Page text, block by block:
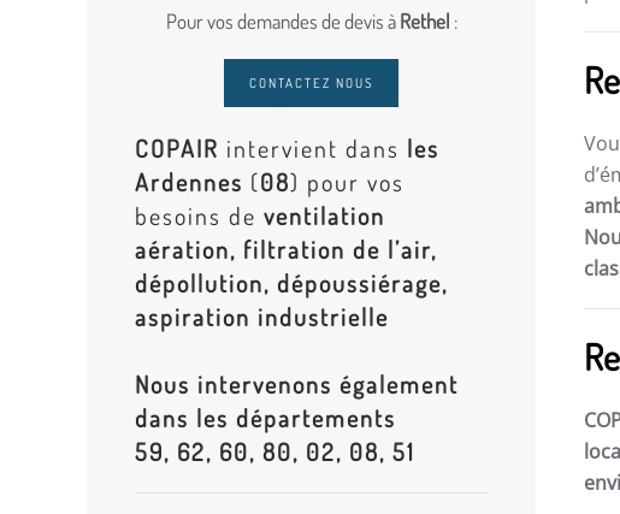
Pour vos demandes de devis àRethel :
CONTACTEZ NOUS
COPAIR intervient dans les
Ardennes (08) pour vos
besoins de ventilation
aération, filtration de l’air,
dépollution, dépoussiérage,
aspiration industrielle
Nous intervenons également
dans les départements
59, 62, 60, 80, 02, 08, 51